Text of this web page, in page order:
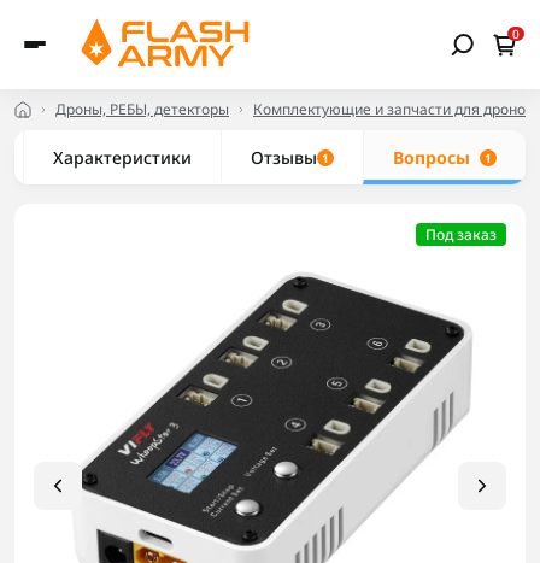
0
Дроны, РЕБЫ, детекторы Комплектующие и запчасти для дронов
Характеристики Отзывы 1 Вопросы 1
Под заказ